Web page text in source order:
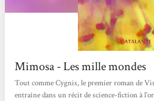
Mimosa - Les mille mondes
Tout comme Cygnis, le premier roman de
entraîne dans un récit de science-fiction à